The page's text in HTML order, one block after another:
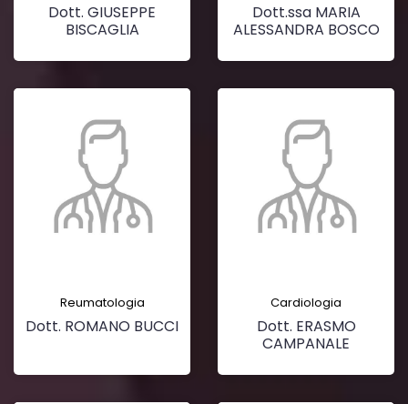
Dott. GIUSEPPE
BISCAGLIA
Dott.ssa MARIA
ALESSANDRA BOSCO
Reumatologia
Dott. ROMANO BUCCI
Cardiologia
Dott. ERASMO
CAMPANALE